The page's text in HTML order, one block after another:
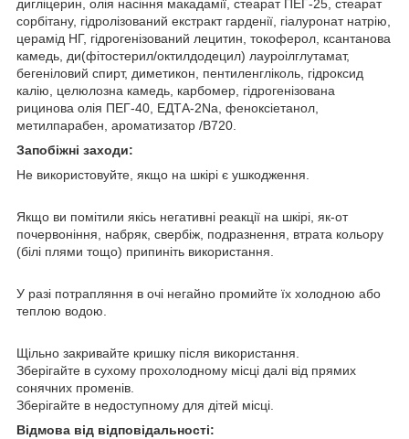
дигліцерин, олія насіння макадамії, стеарат ПЕГ-25, стеарат
сорбітану, гідролізований екстракт гарденії, гіалуронат натрію,
церамід НГ, гідрогенізований лецитин, токоферол, ксантанова
камедь, ди(фітостерил/октилдодецил) лауроілглутамат,
бегеніловий спирт, диметикон, пентиленгліколь, гідроксид
калію, целюлозна камедь, карбомер, гідрогенізована
рицинова олія ПЕГ-40, ЕДТА-2Na, феноксіетанол,
метилпарабен, ароматизатор /B720.
Запобіжні заходи:
Не використовуйте, якщо на шкірі є ушкодження.
Якщо ви помітили якісь негативні реакції на шкірі, як-от
почервоніння, набряк, свербіж, подразнення, втрата кольору
(білі плями тощо) припиніть використання.
У разі потрапляння в очі негайно промийте їх холодною або
теплою водою.
Щільно закривайте кришку після використання.
Зберігайте в сухому прохолодному місці далі від прямих
сонячних променів.
Зберігайте в недоступному для дітей місці.
Відмова від відповідальності: